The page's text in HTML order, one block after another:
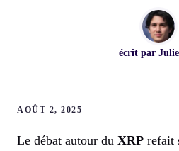
écrit par
AOÛT 2, 2025
Le débat autour du XRP refait